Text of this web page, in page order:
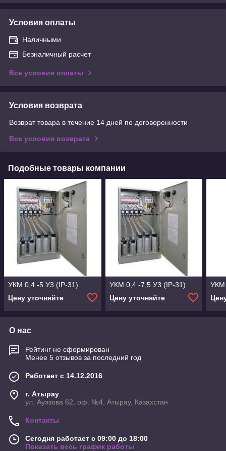
Условия оплаты
Наличными
Безналичный расчет
Все условия оплаты
Условия возврата
Возврат товара в течение 14 дней по договоренности
Все условия возврата
Подобные товары компании
УКМ 0,4 -5 У3 (IP-31)
Цену уточняйте
УКМ 0,4 -7,5 У3 (IP-31)
Цену уточняйте
УКМ
О нас
Рейтинг не сформирован
Менее 5 отзывов за последний год
Работает с 14.12.2016
г. Атырау
ул. Ауэзова 62, оф. №4, Атырау, Казахстан
Контакты
Сегодня работает с 09:00 до 18:00
Показать весь график работы